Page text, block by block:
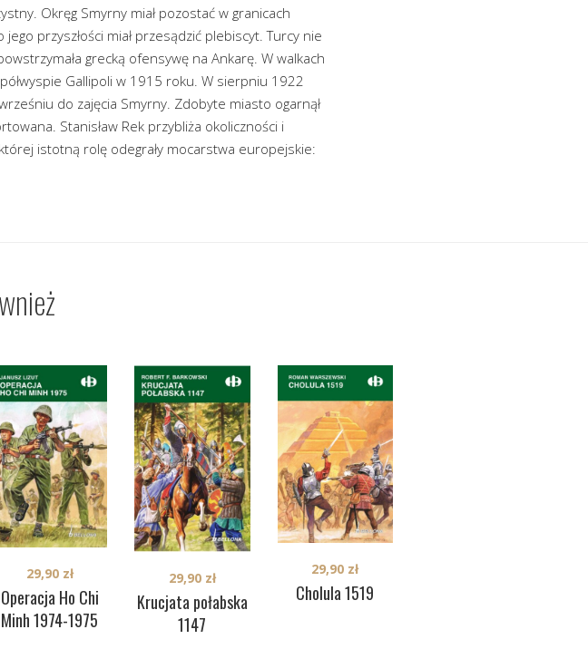
Okręg Smyrny miał pozostać w granicach
przyszłości miał przesądzić plebiscyt. Turcy nie
grecką ofensywę na Ankarę. W walkach
Gallipoli w 1915 roku. W sierpniu 1922
do zajęcia Smyrny. Zdobyte miasto ogarnął
Stanisław Rek przybliża okoliczności i
istotną rolę odegrały mocarstwa europejskie:
Operacja Ho Chi
Minh 1974-1975
29,90 zł
Krucjata połabska
1147
29,90 zł
Cholula 1519
29,90 zł